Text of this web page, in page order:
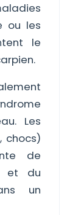
ou les
le
Les
chocs)
de
et du
un